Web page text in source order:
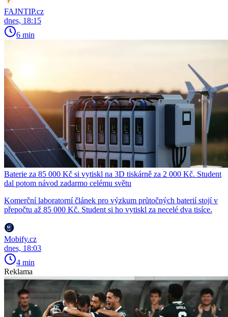
FAJNTIP.cz
dnes, 18:15
6 min
Baterie za 85 000 Kč si vytiskl na 3D tiskárně za 2 000 Kč. Student
dal potom návod zadarmo celému světu
Komerční laboratorní článek pro výzkum průtočných baterií stojí v
přepočtu až 85 000 Kč. Student si ho vytiskl za necelé dva tisíce.
Mobify.cz
dnes, 18:03
4 min
Reklama